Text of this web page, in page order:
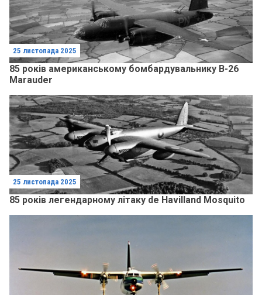
25 листопада 2025
85 років американському бомбардувальнику B-26
Marauder
25 листопада 2025
85 років легендарному літаку de Havilland Mosquito